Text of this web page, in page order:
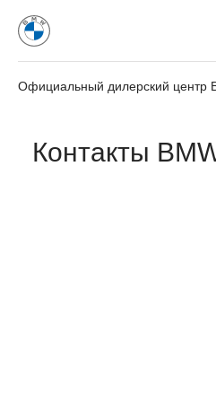
Официальный дилерский центр
Контакты